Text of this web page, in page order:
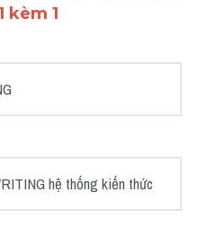
kèm 1
hệ thống kiến thức